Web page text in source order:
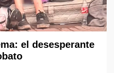
el desesperante